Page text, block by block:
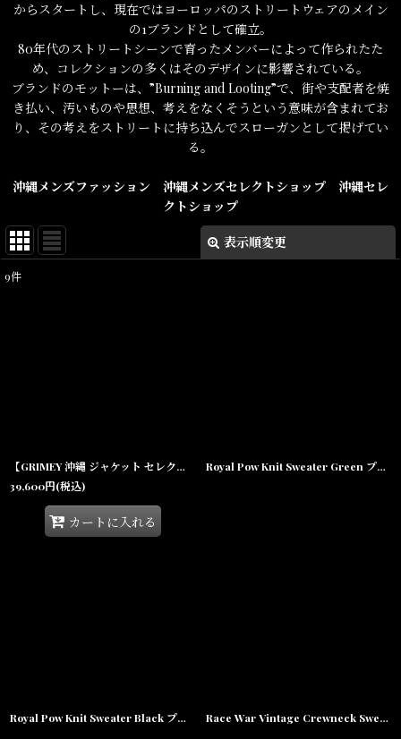
からスタートし、現在ではヨーロッパのストリートウェアのメイン
の1ブランドとして確立。
80年代のストリートシーンで育ったメンバーによって作られたた
め、コレクションの多くはそのデザインに影響されている。
ブランドのモットーは、”Burning and Looting”で、街や支配者を焼
き払い、汚いものや思想、考えをなくそうという意味が含まれてお
り、その考えをストリートに持ち込んでスローガンとして掲げてい
る。
沖縄メンズファッション 沖縄メンズセレクトショップ
沖縄セレ
クトショップ
表示順変更
9件
【GRIMEY 沖縄 ジャケット セレクトショップ】Sampans PU Leather Jacket Black フェイクレザー
39,600円(税込)
カートに入れる
Royal Pow Knit Sweater Green プルオーバー クルーネック セーター ニット シャツ
Royal Pow Knit Sweater Black プルオーバー クルーネック セーター ニット シャツ Race War Vintage Crewneck Sweat Black プルオーバー クルーネック スウェット シャツ